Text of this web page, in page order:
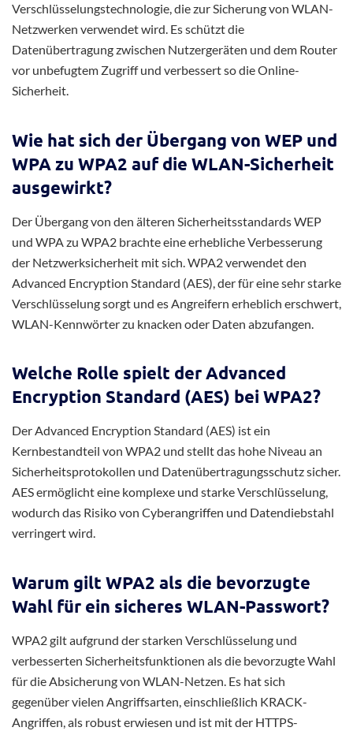
Verschlüsselungstechnologie, die zur Sicherung von WLAN-
Netzwerken verwendet wird. Es schützt die
Datenübertragung zwischen Nutzergeräten und dem Router
vor unbefugtem Zugriff und verbessert so die Online-
Sicherheit.
Wie hat sich der Übergang von WEP und
WPA zu WPA2 auf die WLAN-Sicherheit
ausgewirkt?
Der Übergang von den älteren Sicherheitsstandards WEP
und WPA zu WPA2 brachte eine erhebliche Verbesserung
der Netzwerksicherheit mit sich. WPA2 verwendet den
Advanced Encryption Standard (AES), der für eine sehr starke
Verschlüsselung sorgt und es Angreifern erheblich erschwert,
WLAN-Kennwörter zu knacken oder Daten abzufangen.
Welche Rolle spielt der Advanced
Encryption Standard (AES) bei WPA2?
Der Advanced Encryption Standard (AES) ist ein
Kernbestandteil von WPA2 und stellt das hohe Niveau an
Sicherheitsprotokollen und Datenübertragungsschutz sicher.
AES ermöglicht eine komplexe und starke Verschlüsselung,
wodurch das Risiko von Cyberangriffen und Datendiebstahl
verringert wird.
Warum gilt WPA2 als die bevorzugte
Wahl für ein sicheres WLAN-Passwort?
WPA2 gilt aufgrund der starken Verschlüsselung und
verbesserten Sicherheitsfunktionen als die bevorzugte Wahl
für die Absicherung von WLAN-Netzen. Es hat sich
gegenüber vielen Angriffsarten, einschließlich KRACK-
Angriffen, als robust erwiesen und ist mit der HTTPS-